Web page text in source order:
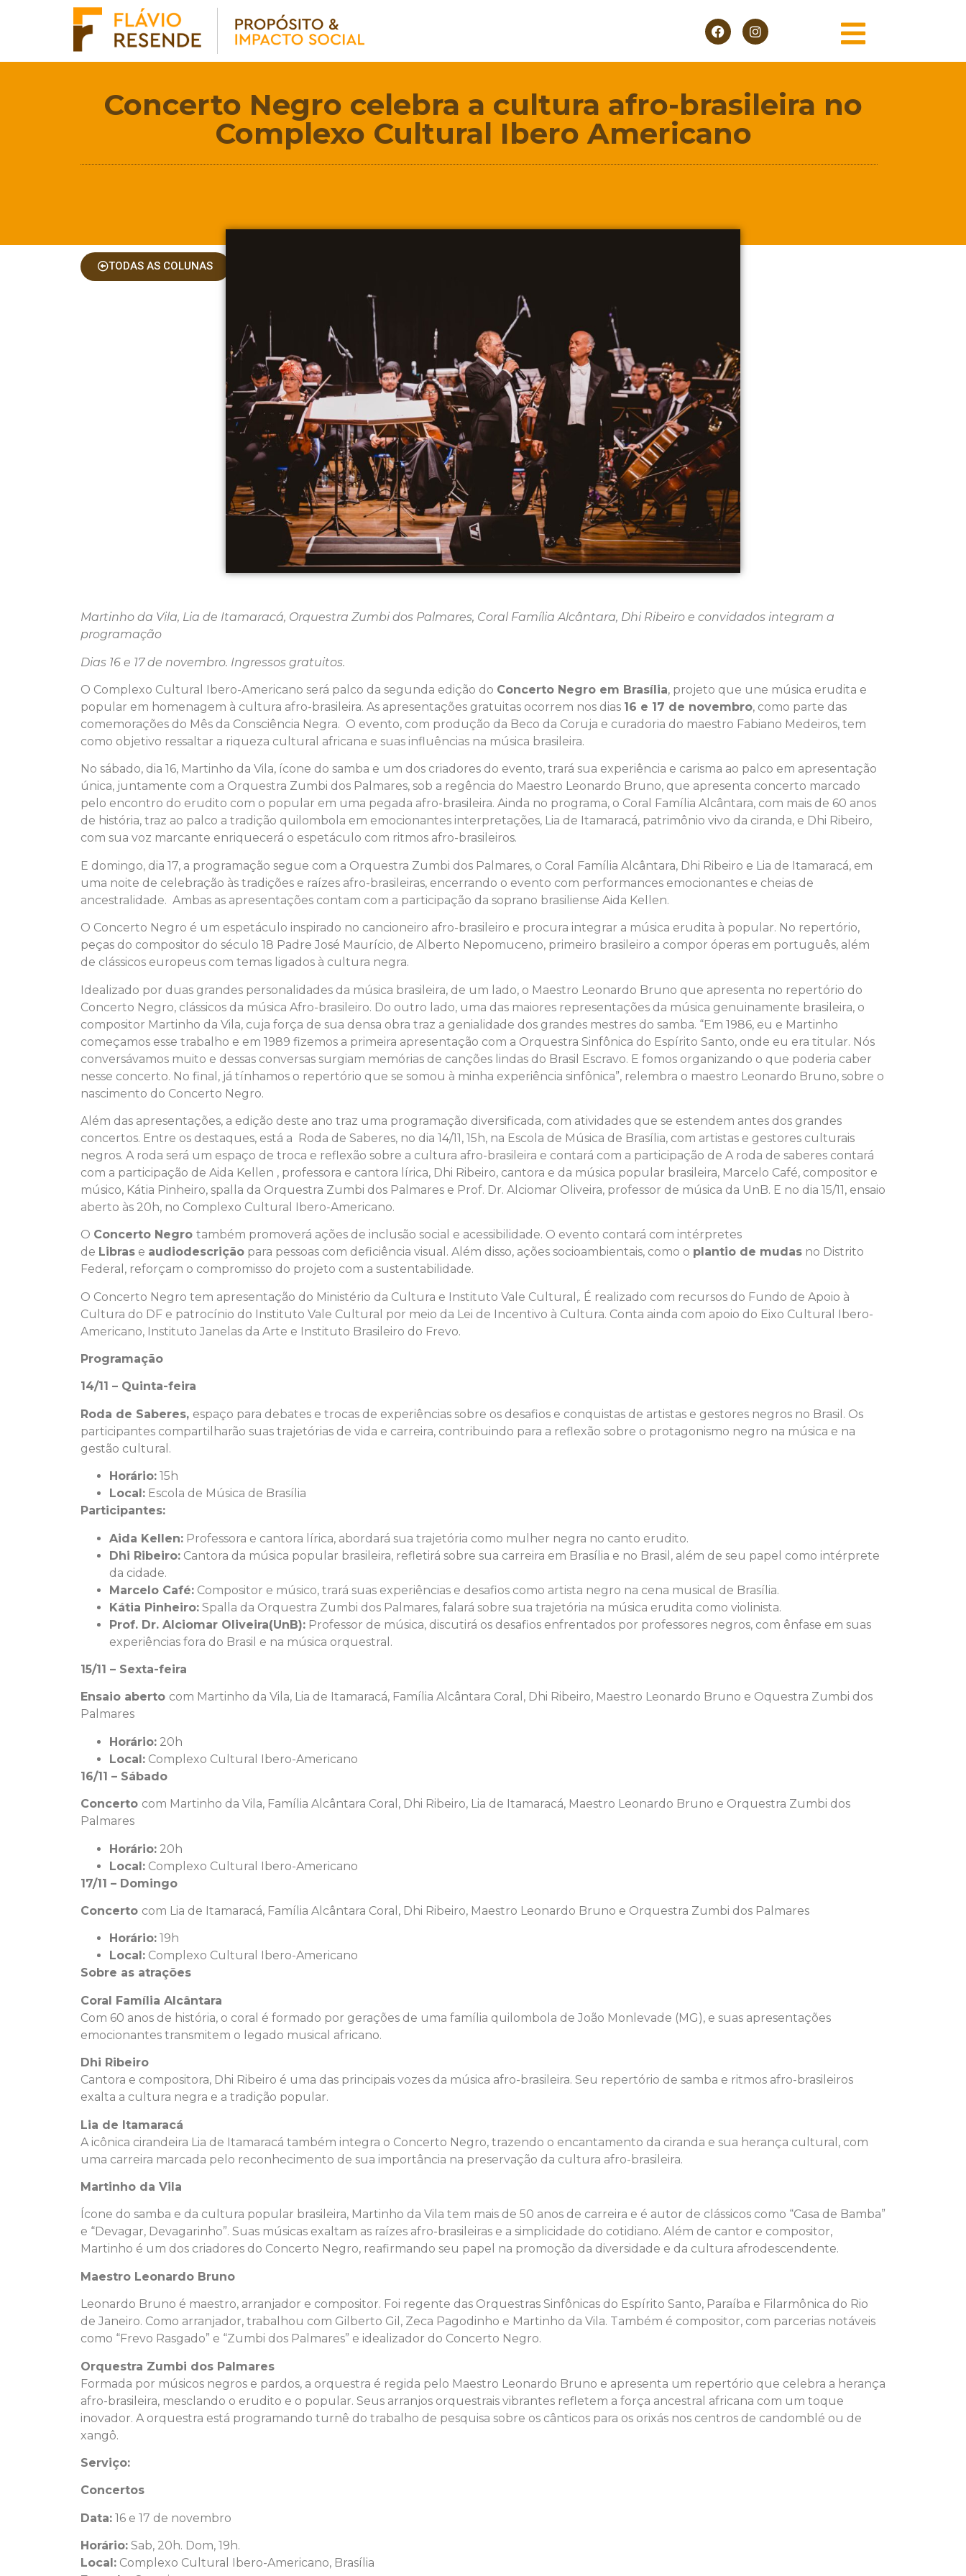
Concerto Negro celebra a cultura afro-brasileira no
Complexo Cultural Ibero Americano
TODAS AS COLUNAS
Martinho da Vila, Lia de Itamaracá, Orquestra Zumbi dos Palmares, Coral Família Alcântara, Dhi Ribeiro e convidados integram a
programação
Dias 16 e 17 de novembro. Ingressos gratuitos.
O Complexo Cultural Ibero-Americano será palco da segunda edição do Concerto Negro em Brasília, projeto que une música erudita e
popular em homenagem à cultura afro-brasileira. As apresentações gratuitas ocorrem nos dias 16 e 17 de novembro, como parte das
comemorações do Mês da Consciência Negra. O evento, com produção da Beco da Coruja e curadoria do maestro Fabiano Medeiros, tem
como objetivo ressaltar a riqueza cultural africana e suas influências na música brasileira.
No sábado, dia 16, Martinho da Vila, ícone do samba e um dos criadores do evento, trará sua experiência e carisma ao palco em apresentação
única, juntamente com a Orquestra Zumbi dos Palmares, sob a regência do Maestro Leonardo Bruno, que apresenta concerto marcado
pelo encontro do erudito com o popular em uma pegada afro-brasileira. Ainda no programa, o Coral Família Alcântara, com mais de 60 anos
de história, traz ao palco a tradição quilombola em emocionantes interpretações, Lia de Itamaracá, patrimônio vivo da ciranda, e Dhi Ribeiro,
com sua voz marcante enriquecerá o espetáculo com ritmos afro-brasileiros.
E domingo, dia 17, a programação segue com a Orquestra Zumbi dos Palmares, o Coral Família Alcântara, Dhi Ribeiro e Lia de Itamaracá, em
uma noite de celebração às tradições e raízes afro-brasileiras, encerrando o evento com performances emocionantes e cheias de
ancestralidade. Ambas as apresentações contam com a participação da soprano brasiliense Aida Kellen.
O Concerto Negro é um espetáculo inspirado no cancioneiro afro-brasileiro e procura integrar a música erudita à popular. No repertório,
peças do compositor do século 18 Padre José Maurício, de Alberto Nepomuceno, primeiro brasileiro a compor óperas em português, além
de clássicos europeus com temas ligados à cultura negra.
Idealizado por duas grandes personalidades da música brasileira, de um lado, o Maestro Leonardo Bruno que apresenta no repertório do
Concerto Negro, clássicos da música Afro-brasileiro. Do outro lado, uma das maiores representações da música genuinamente brasileira, o
compositor Martinho da Vila, cuja força de sua densa obra traz a genialidade dos grandes mestres do samba. “Em 1986, eu e Martinho
começamos esse trabalho e em 1989 fizemos a primeira apresentação com a Orquestra Sinfônica do Espírito Santo, onde eu era titular. Nós
conversávamos muito e dessas conversas surgiam memórias de canções lindas do Brasil Escravo. E fomos organizando o que poderia caber
nesse concerto. No final, já tínhamos o repertório que se somou à minha experiência sinfônica”, relembra o maestro Leonardo Bruno, sobre o
nascimento do Concerto Negro.
Além das apresentações, a edição deste ano traz uma programação diversificada, com atividades que se estendem antes dos grandes
concertos. Entre os destaques, está a Roda de Saberes, no dia 14/11, 15h, na Escola de Música de Brasília, com artistas e gestores culturais
negros. A roda será um espaço de troca e reflexão sobre a cultura afro-brasileira e contará com a participação de A roda de saberes contará
com a participação de Aida Kellen , professora e cantora lírica, Dhi Ribeiro, cantora e da música popular brasileira, Marcelo Café, compositor e
músico, Kátia Pinheiro, spalla da Orquestra Zumbi dos Palmares e Prof. Dr. Alciomar Oliveira, professor de música da UnB. E no dia 15/11, ensaio
aberto às 20h, no Complexo Cultural Ibero-Americano.
O Concerto Negro também promoverá ações de inclusão social e acessibilidade. O evento contará com intérpretes
de Libras e audiodescrição para pessoas com deficiência visual. Além disso, ações socioambientais, como o plantio de mudas no Distrito
Federal, reforçam o compromisso do projeto com a sustentabilidade.
O Concerto Negro tem apresentação do Ministério da Cultura e Instituto Vale Cultural,. É realizado com recursos do Fundo de Apoio à
Cultura do DF e patrocínio do Instituto Vale Cultural por meio da Lei de Incentivo à Cultura. Conta ainda com apoio do Eixo Cultural Ibero-
Americano, Instituto Janelas da Arte e Instituto Brasileiro do Frevo.
Programação
14/11 – Quinta-feira
Roda de Saberes, espaço para debates e trocas de experiências sobre os desafios e conquistas de artistas e gestores negros no Brasil. Os
participantes compartilharão suas trajetórias de vida e carreira, contribuindo para a reflexão sobre o protagonismo negro na música e na
gestão cultural.
Horário: 15h
Local: Escola de Música de Brasília
Participantes:
Aida Kellen: Professora e cantora lírica, abordará sua trajetória como mulher negra no canto erudito.
Dhi Ribeiro: Cantora da música popular brasileira, refletirá sobre sua carreira em Brasília e no Brasil, além de seu papel como intérprete
da cidade.
Marcelo Café: Compositor e músico, trará suas experiências e desafios como artista negro na cena musical de Brasília.
Kátia Pinheiro: Spalla da Orquestra Zumbi dos Palmares, falará sobre sua trajetória na música erudita como violinista.
Prof. Dr. Alciomar Oliveira(UnB): Professor de música, discutirá os desafios enfrentados por professores negros, com ênfase em suas
experiências fora do Brasil e na música orquestral.
15/11 – Sexta-feira
Ensaio aberto com Martinho da Vila, Lia de Itamaracá, Família Alcântara Coral, Dhi Ribeiro, Maestro Leonardo Bruno e Oquestra Zumbi dos
Palmares
Horário: 20h
Local: Complexo Cultural Ibero-Americano
16/11 – Sábado
Concerto com Martinho da Vila, Família Alcântara Coral, Dhi Ribeiro, Lia de Itamaracá, Maestro Leonardo Bruno e Orquestra Zumbi dos
Palmares
Horário: 20h
Local: Complexo Cultural Ibero-Americano
17/11 – Domingo
Concerto com Lia de Itamaracá, Família Alcântara Coral, Dhi Ribeiro, Maestro Leonardo Bruno e Orquestra Zumbi dos Palmares
Horário: 19h
Local: Complexo Cultural Ibero-Americano
Sobre as atrações
Coral Família Alcântara
Com 60 anos de história, o coral é formado por gerações de uma família quilombola de João Monlevade (MG), e suas apresentações
emocionantes transmitem o legado musical africano.
Dhi Ribeiro
Cantora e compositora, Dhi Ribeiro é uma das principais vozes da música afro-brasileira. Seu repertório de samba e ritmos afro-brasileiros
exalta a cultura negra e a tradição popular.
Lia de Itamaracá
A icônica cirandeira Lia de Itamaracá também integra o Concerto Negro, trazendo o encantamento da ciranda e sua herança cultural, com
uma carreira marcada pelo reconhecimento de sua importância na preservação da cultura afro-brasileira.
Martinho da Vila
Ícone do samba e da cultura popular brasileira, Martinho da Vila tem mais de 50 anos de carreira e é autor de clássicos como “Casa de Bamba”
e “Devagar, Devagarinho”. Suas músicas exaltam as raízes afro-brasileiras e a simplicidade do cotidiano. Além de cantor e compositor,
Martinho é um dos criadores do Concerto Negro, reafirmando seu papel na promoção da diversidade e da cultura afrodescendente.
Maestro Leonardo Bruno
Leonardo Bruno é maestro, arranjador e compositor. Foi regente das Orquestras Sinfônicas do Espírito Santo, Paraíba e Filarmônica do Rio
de Janeiro. Como arranjador, trabalhou com Gilberto Gil, Zeca Pagodinho e Martinho da Vila. Também é compositor, com parcerias notáveis
como “Frevo Rasgado” e “Zumbi dos Palmares” e idealizador do Concerto Negro.
Orquestra Zumbi dos Palmares
Formada por músicos negros e pardos, a orquestra é regida pelo Maestro Leonardo Bruno e apresenta um repertório que celebra a herança
afro-brasileira, mesclando o erudito e o popular. Seus arranjos orquestrais vibrantes refletem a força ancestral africana com um toque
inovador. A orquestra está programando turnê do trabalho de pesquisa sobre os cânticos para os orixás nos centros de candomblé ou de
xangô.
Serviço:
Concertos
Data: 16 e 17 de novembro
Horário: Sab, 20h. Dom, 19h.
Local: Complexo Cultural Ibero-Americano, Brasília